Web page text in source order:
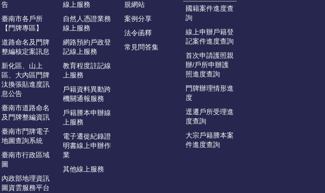
告
臺南市各戶所
【門牌專區】
道路命名及門牌
整編核定案訊息
新化區、山上
區、大內區門牌
汰換張貼進度訊
息公告
臺南市道路命名
及門牌整編資訊
臺南市門牌電子
地圖查詢系統
臺南市行政區域
圖
內政部地理資訊
圖資雲服務平台
線上服務
自然人憑證業務
線上服務
網路預約戶政登
記線上服務
教育程度註記線
上服務
戶籍資料異動跨
機關通報服務
戶籍謄本申辦線
上服務
電子遷徙紀錄證
明書線上申辦作
業
其他線上服務
規網站
案例分享
法令函釋
常見問答集
國籍案件進度查
詢
線上申辦戶籍登
記案件進度查詢
首次申請護照親
辦/戶所申辦護
照進度查詢
門牌辦理情形進
度
逕遷戶所受理進
度查詢
大宗戶籍謄本案
件進度查詢